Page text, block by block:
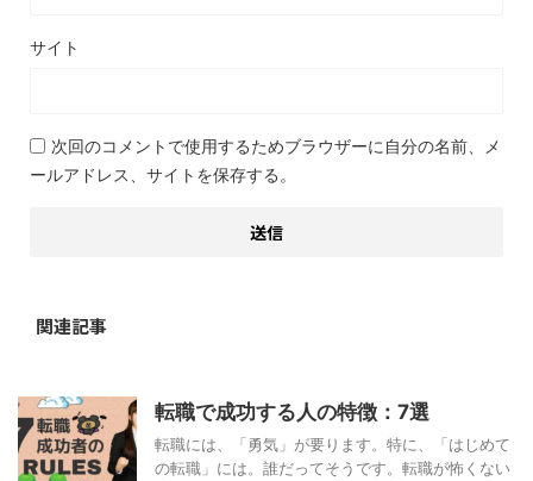
サイト
次回のコメントで使用するためブラウザーに自分の名前、メ
ールアドレス、サイトを保存する。
関連記事
転職で成功する人の特徴：7選
転職には、「勇気」が要ります。特に、「はじめて
の転職」には。誰だってそうです。転職が怖くない